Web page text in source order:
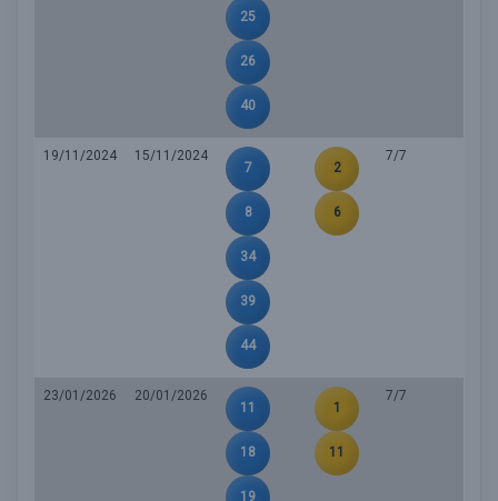
25
26
40
19/11/2024
15/11/2024
7
8
34
39
44
2
6
7/7
23/01/2026
20/01/2026
11
18
19
1
11
7/7